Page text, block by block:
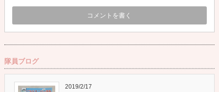
隊員ブログ
2019/2/17